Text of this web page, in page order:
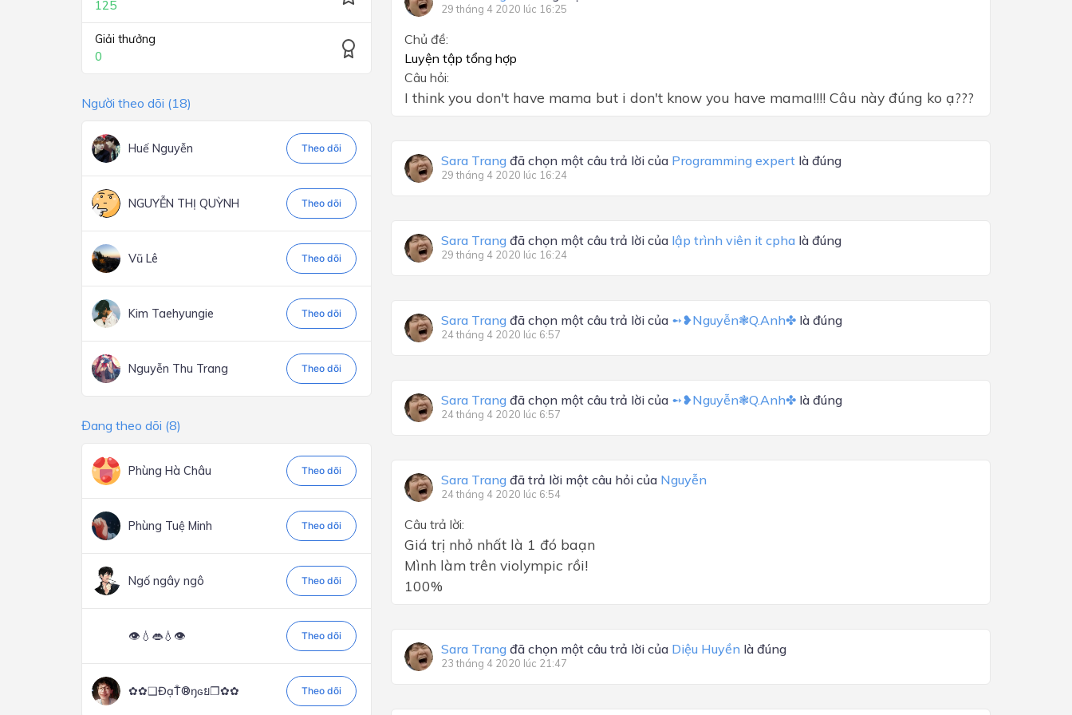
125
Giải thưởng
0
Người theo dõi (18)
Huế Nguyễn Theo dõi
NGUYỄN THỊ QUỲNH Theo dõi
Vũ Lê Theo dõi
Kim Taehyungie Theo dõi
Nguyễn Thu Trang Theo dõi
Đang theo dõi (8)
Phùng Hà Châu Theo dõi
Phùng Tuệ Minh Theo dõi
Ngố ngây ngô Theo dõi
👁💧👄💧👁 Theo dõi
✿✿❑ĐạT̐®ŋɢย❐✿✿ Theo dõi
29 tháng 4 2020 lúc 16:25
Chủ đề:
Luyện tập tổng hợp
Câu hỏi:
I think you don't have mama but i don't know you have mama!!!! Câu này đúng ko ạ???
Sara Trang đã chọn một câu trả lời của Programming expert là đúng
29 tháng 4 2020 lúc 16:24
Sara Trang đã chọn một câu trả lời của lập trình viên it cpha là đúng
29 tháng 4 2020 lúc 16:24
Sara Trang đã chọn một câu trả lời của ➻❥Nguyễn❃Q.Anh✤ là đúng
24 tháng 4 2020 lúc 6:57
Sara Trang đã chọn một câu trả lời của ➻❥Nguyễn❃Q.Anh✤ là đúng
24 tháng 4 2020 lúc 6:57
Sara Trang đã trả lời một câu hỏi của Nguyễn
24 tháng 4 2020 lúc 6:54
Câu trả lời:
Giá trị nhỏ nhất là 1 đó baạn
Mình làm trên violympic rồi!
100%
Sara Trang đã chọn một câu trả lời của Diệu Huyền là đúng
23 tháng 4 2020 lúc 21:47